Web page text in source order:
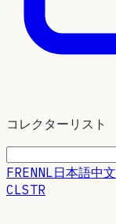
コレクターリスト
FRENNL日本語中文
CLSTR